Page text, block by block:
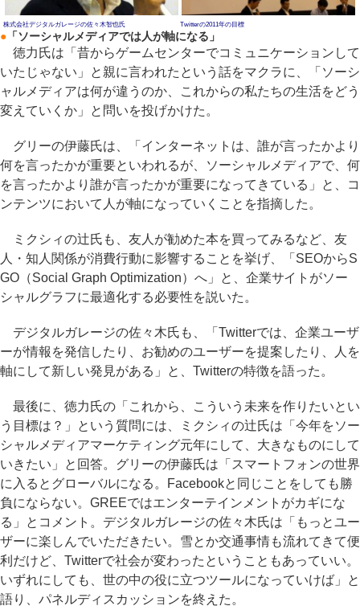
株式会社デジタルガレージの佐々木智也氏 Twitterの2011年の目標
● 「ソーシャルメディアでは人が軸になる」
徳力氏は「昔からゲームセンターでコミュニケーションして
いたじゃない」と親に言われたという話をマクラに、「ソーシ
ャルメディアは何が違うのか、これからの私たちの生活をどう
変えていくか」と問いを投げかけた。
グリーの伊藤氏は、「インターネットは、誰が言ったかより
何を言ったかが重要といわれるが、ソーシャルメディアで、何
を言ったかより誰が言ったかが重要になってきている」と、コ
ンテンツにおいて人が軸になっていくことを指摘した。
ミクシィの辻氏も、友人が勧めた本を買ってみるなど、友
人・知人関係が消費行動に影響することを挙げ、「SEOからS
GO（Social Graph Optimization）へ」と、企業サイトがソー
シャルグラフに最適化する必要性を説いた。
デジタルガレージの佐々木氏も、「Twitterでは、企業ユーザ
ーが情報を発信したり、お勧めのユーザーを提案したり、人を
軸にして新しい発見がある」と、Twitterの特徴を語った。
最後に、徳力氏の「これから、こういう未来を作りたいとい
う目標は？」という質問には、ミクシィの辻氏は「今年をソー
シャルメディアマーケティング元年にして、大きなものにして
いきたい」と回答。グリーの伊藤氏は「スマートフォンの世界
に入るとグローバルになる。Facebookと同じことをしても勝
負にならない。GREEではエンターテインメントがカギにな
る」とコメント。デジタルガレージの佐々木氏は「もっとユー
ザーに楽しんでいただきたい。雪とか交通事情も流れてきて便
利だけど、Twitterで社会が変わったということもあっていい。
いずれにしても、世の中の役に立つツールになっていけば」と
語り、パネルディスカッションを終えた。